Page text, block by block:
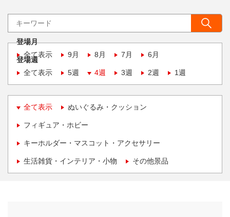
登場月
全て表示
9月 8月 7月 6月
登場週
全て表示
5週 4週 3週 2週 1週
全て表示 ぬいぐるみ・クッション
フィギュア・ホビー
キーホルダー・マスコット・アクセサリー
生活雑貨・インテリア・小物 その他景品